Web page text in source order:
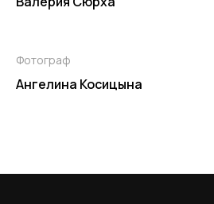
Фотограф
Ангелина Косицына